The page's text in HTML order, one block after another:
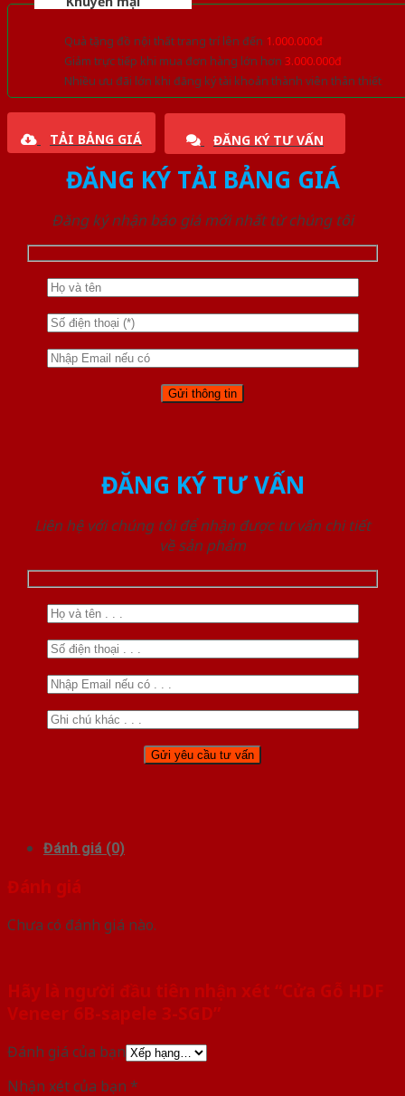
Quà tặng đồ nội thất trang trí lên đến 1.000.000đ
Giảm trực tiếp khi mua đơn hàng lớn hơn 3.000.000đ
Nhiều ưu đãi lớn khi đăng ký tài khoản thành viên thân thiết
TẢI BẢNG GIÁ ĐĂNG KÝ TƯ VẤN
ĐĂNG KÝ TẢI BẢNG GIÁ
Đăng ký nhận báo giá mới nhất từ chúng tôi
ĐĂNG KÝ TƯ VẤN
Liên hệ với chúng tôi để nhận được tư vấn chi tiết
về sản phẩm
Đánh giá (0)
Đánh giá
Chưa có đánh giá nào.
Hãy là người đầu tiên nhận xét “Cửa Gỗ HDF
Veneer 6B-sapele 3-SGD”
Đánh giá của bạn
Nhận xét của bạn *